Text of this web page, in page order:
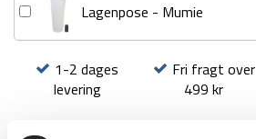
3
sæsons
Sort
LagenposeLagenpose - Mumie
1-2 dages
levering
Fri fragt over
499 kr